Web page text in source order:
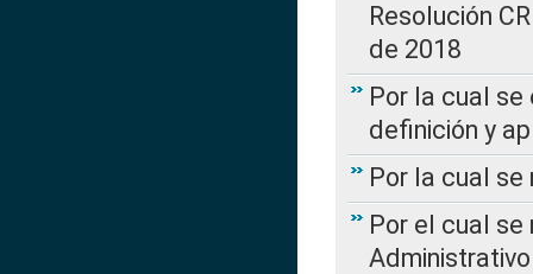
Resolución
de 2018
Por la cual
definición y
Por la cual
Por el cual